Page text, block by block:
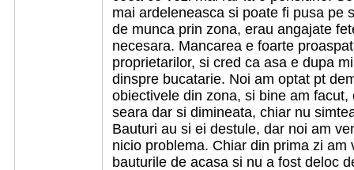
mai ardeleneasca si poate fi pusa pe
de munca prin zona, erau angajate
necesara. Mancarea e foarte
proprietarilor, si cred ca asa e dupa
dinspre bucatarie. Noi am optat pt
obiectivele din zona, si bine am
seara dar si dimineata, chiar nu
Bauturi au si ei destule, dar noi am
nicio problema. Chiar din prima zi am
bauturile de acasa si nu a fost deloc